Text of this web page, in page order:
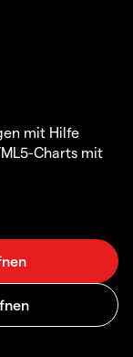
mit Hilfe
Charts mit